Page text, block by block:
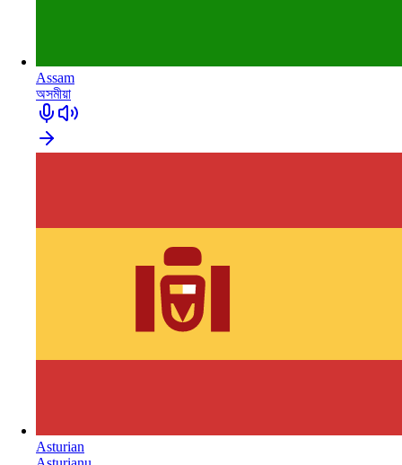
Assam
অসমীয়া
Asturian